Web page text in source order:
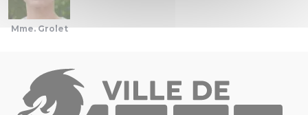
Mme. Grolet